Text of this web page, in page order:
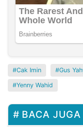
Cak Imin Gus
Yenny Wahid
BACA JUGA